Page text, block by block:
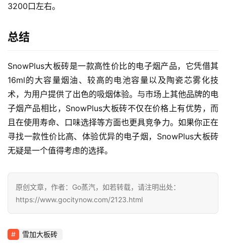
3200口左右。
总结
SnowPlus大板砖是一款高性价比的电子烟产品，它凭借其
16ml的大容量烟油、较高的电池容量以及陶瓷芯雾化技
术，为用户提供了出色的吸烟体验。与市场上其他品牌的电
子烟产品相比，SnowPlus大板砖不仅在价格上有优势，而
且在使用寿命、口味选择等方面也更具竞争力。如果你正在
寻找一款性价比高、体验优异的电子烟，SnowPlus大板砖
无疑是一个值得考虑的选择。
原创文章，作者：Go蒸汽，如若转载，请注明出处：
https://www.gocitynow.com/2123.html
雪加大板砖